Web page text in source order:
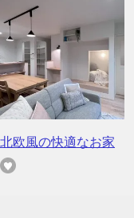
北欧風の快適なお家